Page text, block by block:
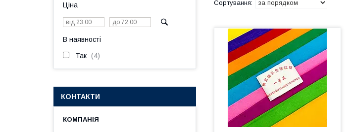
Ціна
В наявності
Так 4
КОНТАКТИ